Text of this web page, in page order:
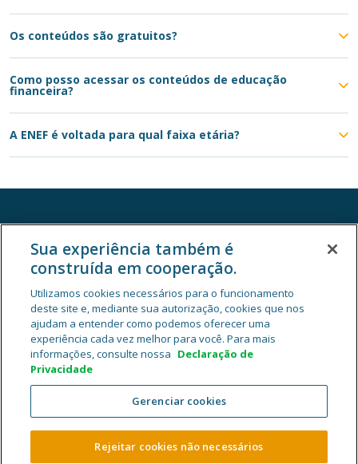
Os conteúdos são gratuitos?
Como posso acessar os conteúdos de educação
financeira?
A ENEF é voltada para qual faixa etária?
Privacidade e Segurança Gestão de Cookies
Cooperativa Central de Crédito Ailos - CNPJ 05.463.212/0001-29
2026 Sistema Ailos. Todos os direitos reservados.
Sua experiência também é
construída em cooperação.
Utilizamos cookies necessários para o funcionamento
deste site e, mediante sua autorização, cookies que nos
ajudam a entender como podemos oferecer uma
experiência cada vez melhor para você. Para mais
informações, consulte nossa Declaração de
Privacidade
Gerenciar cookies
Rejeitar cookies não necessários